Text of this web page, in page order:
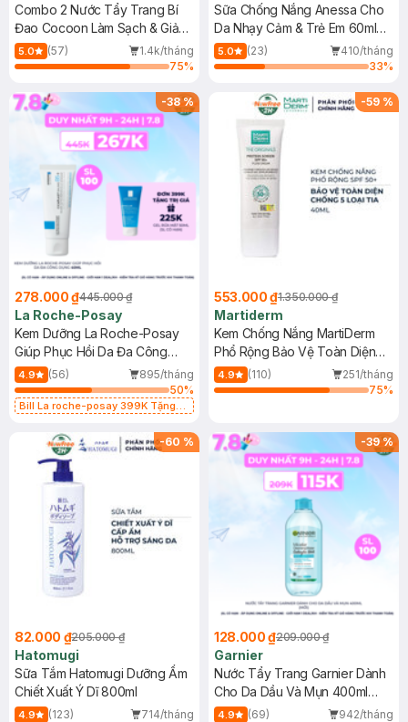
Combo 2 Nước Tẩy Trang Bí
Đao Cocoon Làm Sạch & Giảm
Dầu 500ml
5.0 (57)
1.4k/tháng
75%
Sữa Chống Nắng Anessa Cho
Da Nhạy Cảm & Trẻ Em 60ml
(Mới)
5.0 (23)
410/tháng
33%
-38%
278.000 ₫445.000 ₫
La Roche-Posay
Kem Dưỡng La Roche-Posay
Giúp Phục Hồi Da Đa Công
Dụng 40ml
4.9 (56)
895/tháng
50%
Bill La roche-posay 399K Tặng
(SL có hạn)
-59 %
553.000 ₫1.350.000 ₫
Martiderm
Kem Chống Nắng MartiDerm
Phổ Rộng Bảo Vệ Toàn Diện
40ml
4.9 (110)
251/tháng
75%
-60 %
82.000 ₫205.000 ₫
Hatomugi
Sữa Tắm Hatomugi Dưỡng Ẩm
Chiết Xuất Ý Dĩ 800ml
4.9 (123)
714/tháng
-39%
128.000 ₫209.000 ₫
Garnier
Nước Tẩy Trang Garnier Dành
Cho Da Dầu Và Mụn 400ml
(Mới)
4.9 (69)
942/tháng